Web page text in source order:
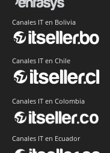
Canales IT en Bolivia
Canales IT en Chile
Canales IT en Colombia
Canales IT en Ecuador